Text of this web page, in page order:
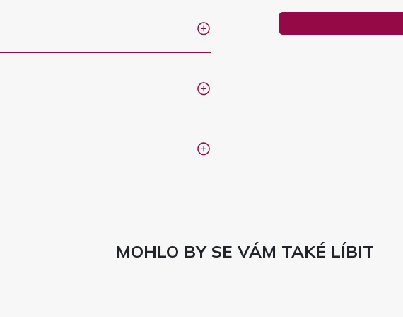
MOHLO BY SE VÁM TAKÉ LÍBIT